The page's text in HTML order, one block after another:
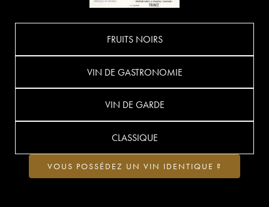
FRUITS NOIRS
VIN DE GASTRONOMIE
VIN DE GARDE
CLASSIQUE
VOUS POSSÉDEZ UN VIN IDENTIQUE ?